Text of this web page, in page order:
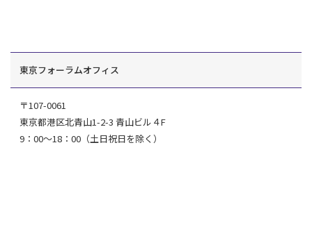
東京フォーラムオフィス
〒107-0061
東京都港区北青山1-2-3 青山ビル４F
9：00～18：00（土日祝日を除く）